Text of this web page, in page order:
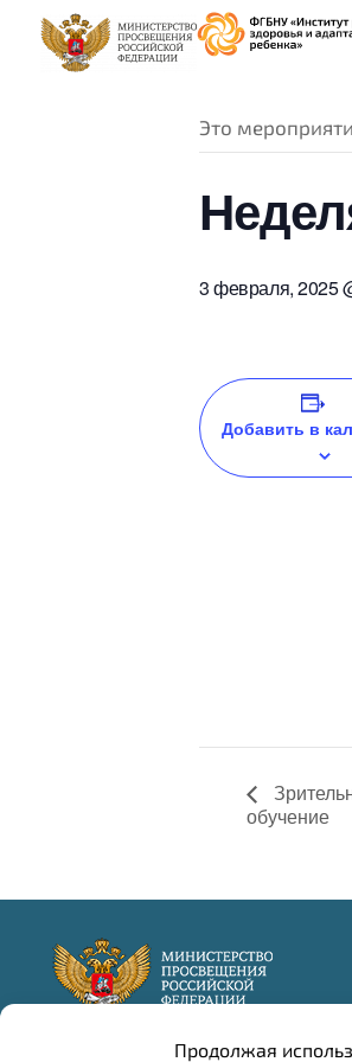
« Все
Это
3 февраля, 2025
Добавить в
обучение
Продолжая